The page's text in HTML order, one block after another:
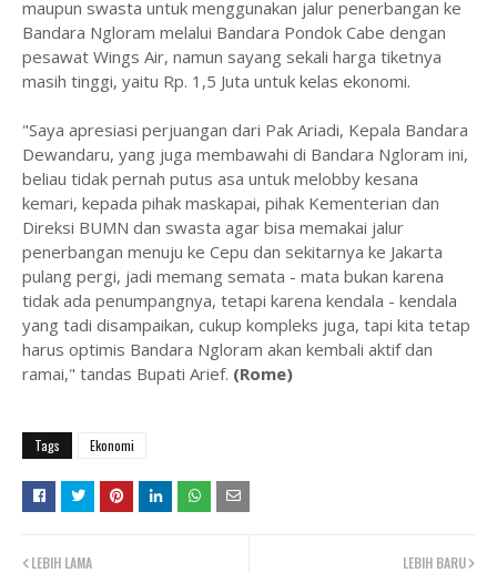
maupun swasta untuk menggunakan jalur penerbangan ke
Bandara Ngloram melalui Bandara Pondok Cabe dengan
pesawat Wings Air, namun sayang sekali harga tiketnya
masih tinggi, yaitu Rp. 1,5 Juta untuk kelas ekonomi.
"Saya apresiasi perjuangan dari Pak Ariadi, Kepala Bandara
Dewandaru, yang juga membawahi di Bandara Ngloram ini,
beliau tidak pernah putus asa untuk melobby kesana
kemari, kepada pihak maskapai, pihak Kementerian dan
Direksi BUMN dan swasta agar bisa memakai jalur
penerbangan menuju ke Cepu dan sekitarnya ke Jakarta
pulang pergi, jadi memang semata - mata bukan karena
tidak ada penumpangnya, tetapi karena kendala - kendala
yang tadi disampaikan, cukup kompleks juga, tapi kita tetap
harus optimis Bandara Ngloram akan kembali aktif dan
ramai," tandas Bupati Arief. (Rome)
Tags Ekonomi
LEBIH BARU
LEBIH LAMA